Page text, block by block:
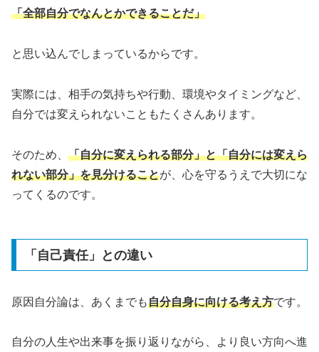
「全部自分でなんとかできることだ」
と思い込んでしまっているからです。
実際には、相手の気持ちや行動、環境やタイミングなど、
自分では変えられないこともたくさんあります。
そのため、 「自分に変えられる部分」と「自分には変えら
れない部分」を見分けることが、心を守るうえで大切にな
ってくるのです。
「自己責任」との違い
原因自分論は、あくまでも自分自身に向ける考え方です。
自分の人生や出来事を振り返りながら、より良い方向へ進